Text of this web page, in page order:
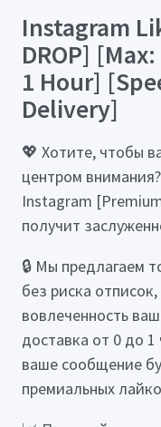
Instagram
DROP]
1 Hour]
Delivery]
💖 Хотите, чтобы
центром
Instagram
получит
🔒 Мы предлагаем
без риска
вовлеченность
доставка от 0 до 1
ваше сообщение
премиальных